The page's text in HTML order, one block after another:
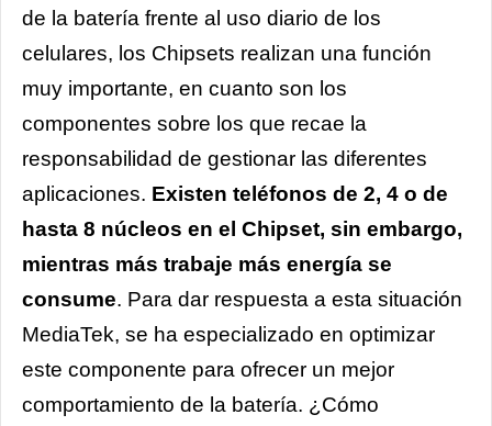
de la batería frente al uso diario de los
celulares, los Chipsets realizan una función
muy importante, en cuanto son los
componentes sobre los que recae la
responsabilidad de gestionar las diferentes
aplicaciones. Existen teléfonos de 2, 4 o de
hasta 8 núcleos en el Chipset, sin embargo,
mientras más trabaje más energía se
consume. Para dar respuesta a esta situación
MediaTek, se ha especializado en optimizar
este componente para ofrecer un mejor
comportamiento de la batería. ¿Cómo